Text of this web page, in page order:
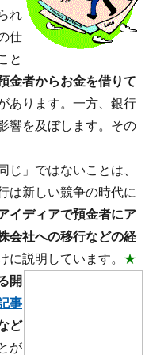
れ
仕
と
金者からお金を借りて
あります。一方、銀行
響を及ぼします。その
じ」ではないことは、
は新しい競争の時代に
イディアで預金者にア
会社への移行などの経
に説明しています。 ★
開
事
ど
が